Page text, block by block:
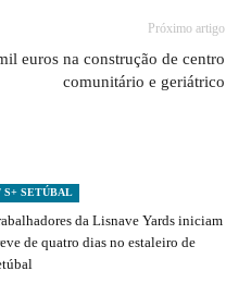
Próximo artigo
euros na construção de centro
comunitário e geriátrico
S+ SETÚBAL
da Lisnave Yards iniciam
de quatro dias no estaleiro de